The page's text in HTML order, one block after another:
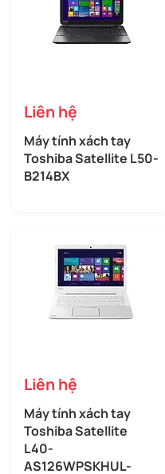
Liên hệ
Máy tính xách tay
Toshiba Satellite L50-
B214BX
Liên hệ
Máy tính xách tay
Toshiba Satellite
L40-
AS126WPSKHUL-